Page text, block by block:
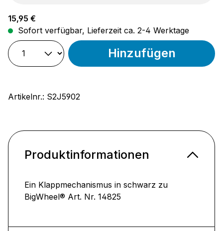
Regulärer Preis:
15,95 €
Sofort verfügbar, Lieferzeit ca. 2-4 Werktage
Hinzufügen
Artikelnr.: S2J5902
Produktinformationen
Ein Klappmechanismus in schwarz zu
BigWheel® Art. Nr. 14825